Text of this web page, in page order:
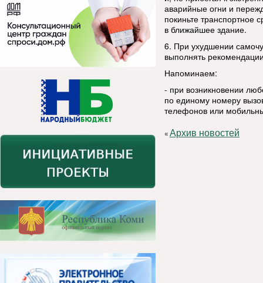
аварийные огни и
покиньте транспортное
в ближайшее здание.
6. При ухудшении
выполнять
Напоминаем:
- при возникновении
по единому номеру
телефонов или
«Архив новостей